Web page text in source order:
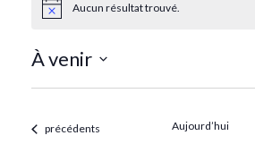
NoticeAucun résultat trouvé.
À venir
date.Évènements
précédents Aujourd’hui